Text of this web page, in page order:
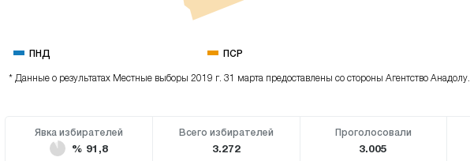
ПНД ПСР
* Данные о результатах Местные выборы 2019 г. 31 марта предоставлены со стороны Агентство Анадолу.
Явка избирателей
% 91,8
Всего избирателей
3.272
Проголосовали
3.005